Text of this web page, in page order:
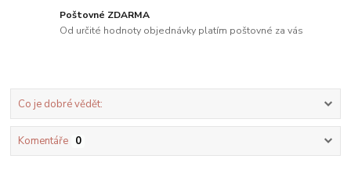
Poštovné ZDARMA
Od určité hodnoty objednávky platím poštovné za vás
Co je dobré vědět:
Komentáře 0